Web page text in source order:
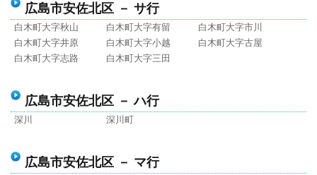
広島市安佐北区 － サ行
白木町大字秋山 白木町大字有留
白木町大字市川
白木町大字井原
白木町大字小越
白木町大字古屋
白木町大字志路
白木町大字三田
広島市安佐北区 － ハ行
深川 深川町
広島市安佐北区 － マ行